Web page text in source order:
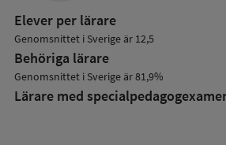
Elever per lärare
Genomsnittet i Sverige är 12,5
Behöriga lärare
Genomsnittet i Sverige är 81,9%
Lärare med